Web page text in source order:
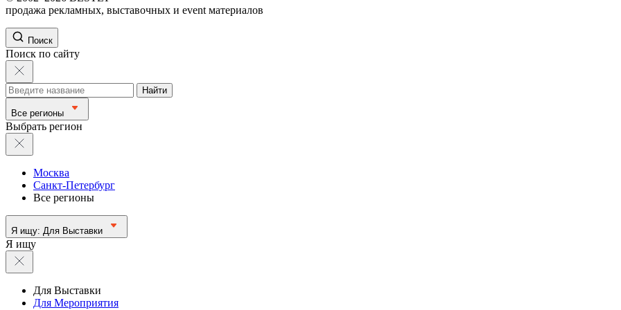
продажа рекламных, выставочных и event материалов
Поиск
Поиск по сайту
Найти
Все регионы
Выбрать регион
Москва
Санкт-Петербург
Все регионы
Я ищу: Для Выставки
Я ищу
Для Выставки
Для Мероприятия